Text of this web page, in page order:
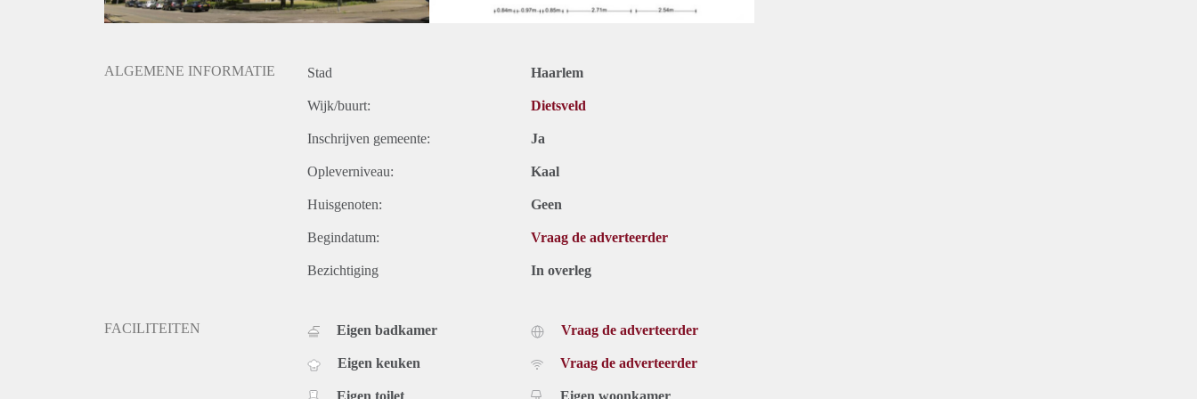
ALGEMENE INFORMATIE Stad Haarlem
Wijk/buurt: Dietsveld
Inschrijven gemeente: Ja
Opleverniveau: Kaal
Huisgenoten: Geen
Begindatum: Vraag de adverteerder
Bezichtiging In overleg
FACILITEITEN Eigen badkamer
Eigen keuken
Vraag de adverteerder
Vraag de adverteerder